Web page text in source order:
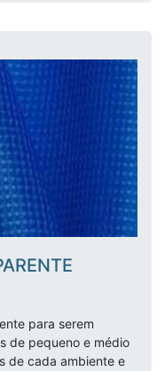
para serem
de pequeno e médio
de cada ambiente e